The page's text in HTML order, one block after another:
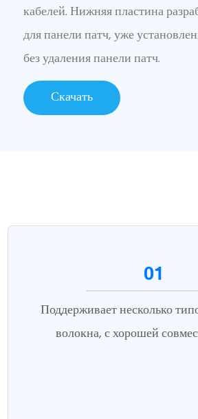
кабелей. Нижняя пластина
для панели патч, уже
без удаления панели патч.
Скачать
01
Поддерживает несколько
волокна, с хорошей